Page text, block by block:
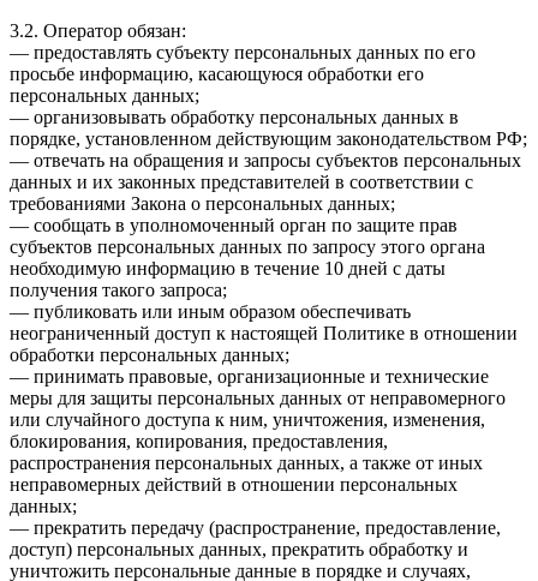
3.2. Оператор обязан:
— предоставлять субъекту персональных данных по его
просьбе информацию, касающуюся обработки его
персональных данных;
— организовывать обработку персональных данных в
порядке, установленном действующим законодательством РФ;
— отвечать на обращения и запросы субъектов персональных
данных и их законных представителей в соответствии с
требованиями Закона о персональных данных;
— сообщать в уполномоченный орган по защите прав
субъектов персональных данных по запросу этого органа
необходимую информацию в течение 10 дней с даты
получения такого запроса;
— публиковать или иным образом обеспечивать
неограниченный доступ к настоящей Политике в отношении
обработки персональных данных;
— принимать правовые, организационные и технические
меры для защиты персональных данных от неправомерного
или случайного доступа к ним, уничтожения, изменения,
блокирования, копирования, предоставления,
распространения персональных данных, а также от иных
неправомерных действий в отношении персональных
данных;
— прекратить передачу (распространение, предоставление,
доступ) персональных данных, прекратить обработку и
уничтожить персональные данные в порядке и случаях,